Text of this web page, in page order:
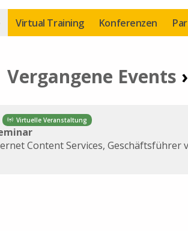
Virtual Training Konferenzen
Vergangene Events
Virtuelle Veranstaltung
Content Services, Geschäftsführer